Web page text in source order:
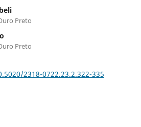
Preto
Preto
2318-0722.23.2.322-335